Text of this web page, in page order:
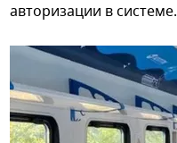
авторизации в системе.